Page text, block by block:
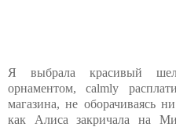
Я выбрала красивый
орнаментом, calmly
магазина, не оборачиваясь
как Алиса закричала на